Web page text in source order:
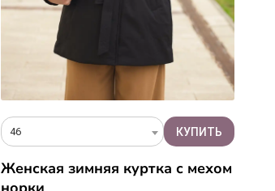
46
Женская зимняя куртка с мехом